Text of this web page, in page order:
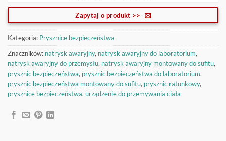
Zapytaj o produkt >>
Kategoria: Prysznice bezpieczeństwa
Znaczników: natrysk awaryjny, natrysk awaryjny do laboratorium,
natrysk awaryjny do przemysłu, natrysk awaryjny montowany do sufitu,
prysznic bezpieczeństwa, prysznic bezpieczeństwa do laboratorium,
prysznic bezpieczeństwa montowany do sufitu, prysznic ratunkowy,
prysznice bezpieczeństwa, urządzenie do przemywania ciała